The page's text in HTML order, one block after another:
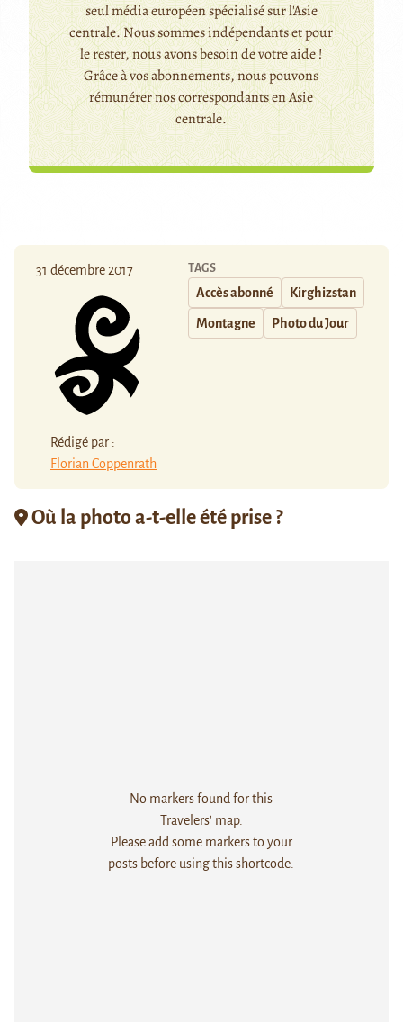
seul média européen spécialisé sur l'Asie
centrale. Nous sommes indépendants et pour
le rester, nous avons besoin de votre aide !
Grâce à vos abonnements, nous pouvons
rémunérer nos correspondants en Asie
centrale.
31 décembre 2017
Rédigé par :
Florian Coppenrath
TAGS
Accès abonné Kirghizstan
Montagne Photo du Jour
Où la photo a-t-elle été prise ?
No markers found for this
Travelers' map.
Please add some markers to your
posts before using this shortcode.